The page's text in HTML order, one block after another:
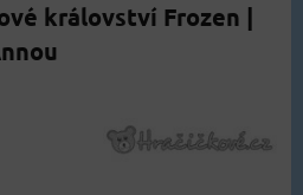
království Frozen |